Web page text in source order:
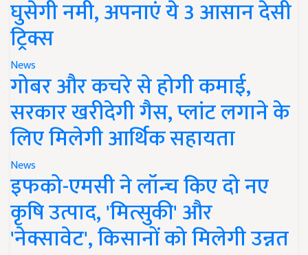
घुसेगी नमी, अपनाएं ये 3 आसान देसी
ट्रिक्स
News
गोबर और कचरे से होगी कमाई,
सरकार खरीदेगी गैस, प्लांट लगाने के
लिए मिलेगी आर्थिक सहायता
News
इफको-एमसी ने लॉन्च किए दो नए
कृषि उत्पाद, 'मित्सुकी' और
'नेक्सावेट', किसानों को मिलेगी उन्नत